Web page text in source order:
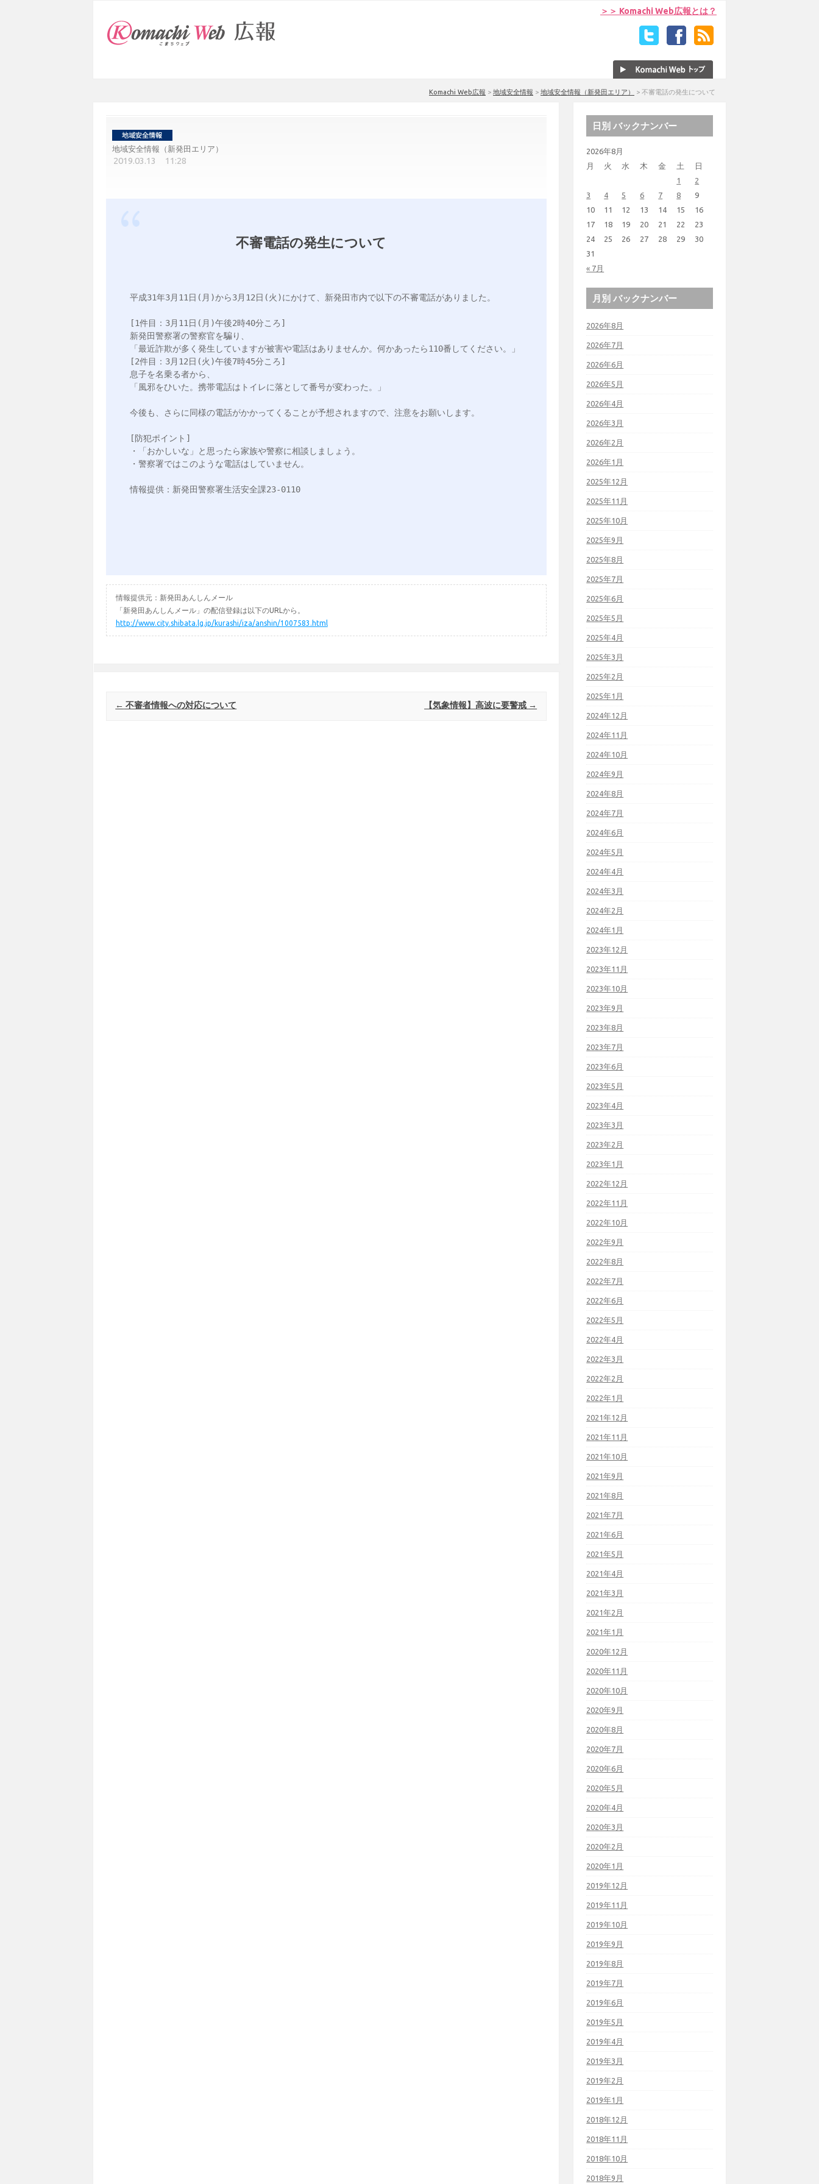
＞＞ Komachi Web広報とは？
Komachi Web広報 > 地域安全情報 > 地域安全情報（新発田エリア） > 不審電話の発生について
地域安全情報（新発田エリア）
2019.03.13 11:28
不審電話の発生について
平成31年3月11日(月)から3月12日(火)にかけて、新発田市内で以下の不審電話がありました。
[1件目：3月11日(月)午後2時40分ころ]
新発田警察署の警察官を騙り、
「最近詐欺が多く発生していますが被害や電話はありませんか。何かあったら110番してください。」
[2件目：3月12日(火)午後7時45分ころ]
息子を名乗る者から、
「風邪をひいた。携帯電話はトイレに落として番号が変わった。」
今後も、さらに同様の電話がかかってくることが予想されますので、注意をお願いします。
[防犯ポイント]
・「おかしいな」と思ったら家族や警察に相談しましょう。
・警察署ではこのような電話はしていません。
情報提供：新発田警察署生活安全課23-0110
情報提供元：新発田あんしんメール
「新発田あんしんメール」の配信登録は以下のURLから。
http://www.city.shibata.lg.jp/kurashi/iza/anshin/1007583.html
Post navigation
← 不審者情報への対応について 【気象情報】高波に要警戒 →
日別 バックナンバー
2026年8月
月
火 水 木 金 土 日
« 7月
1
2
3
4 5 6 7 8
9
10
11 12 13 14 15
16
17
18 19 20 21 22
23
24
25 26 27 28 29
30
31
月別 バックナンバー
2026年8月
2026年7月
2026年6月
2026年5月
2026年4月
2026年3月
2026年2月
2026年1月
2025年12月
2025年11月
2025年10月
2025年9月
2025年8月
2025年7月
2025年6月
2025年5月
2025年4月
2025年3月
2025年2月
2025年1月
2024年12月
2024年11月
2024年10月
2024年9月
2024年8月
2024年7月
2024年6月
2024年5月
2024年4月
2024年3月
2024年2月
2024年1月
2023年12月
2023年11月
2023年10月
2023年9月
2023年8月
2023年7月
2023年6月
2023年5月
2023年4月
2023年3月
2023年2月
2023年1月
2022年12月
2022年11月
2022年10月
2022年9月
2022年8月
2022年7月
2022年6月
2022年5月
2022年4月
2022年3月
2022年2月
2022年1月
2021年12月
2021年11月
2021年10月
2021年9月
2021年8月
2021年7月
2021年6月
2021年5月
2021年4月
2021年3月
2021年2月
2021年1月
2020年12月
2020年11月
2020年10月
2020年9月
2020年8月
2020年7月
2020年6月
2020年5月
2020年4月
2020年3月
2020年2月
2020年1月
2019年12月
2019年11月
2019年10月
2019年9月
2019年8月
2019年7月
2019年6月
2019年5月
2019年4月
2019年3月
2019年2月
2019年1月
2018年12月
2018年11月
2018年10月
2018年9月